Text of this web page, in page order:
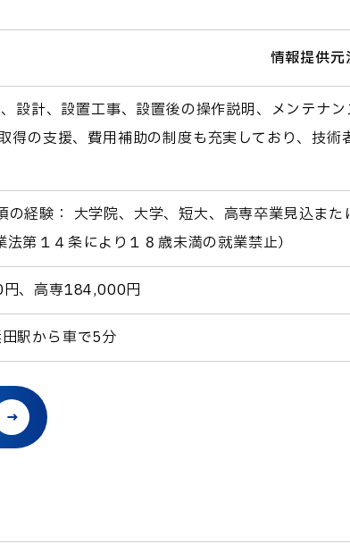
情報提供元
設計、設置工事、設置後の操作説明、メンテナン
の支援、費用補助の制度も充実しており、技術
経験： 大学院、大学、短大、高専卒業見込また
第１４条により１８歳未満の就業禁止）
、高専184,000円
駅から車で5分